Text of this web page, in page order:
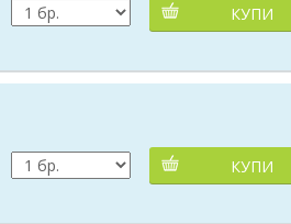
КУПИ
КУПИ